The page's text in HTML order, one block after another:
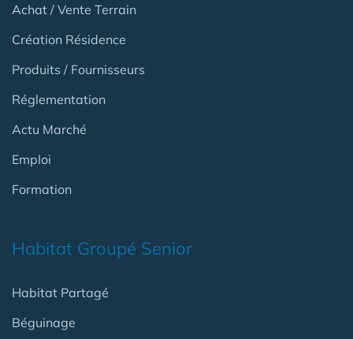
Achat / Vente Terrain
Création Résidence
Produits / Fournisseurs
Réglementation
Actu Marché
Emploi
Formation
Habitat Groupé Senior
Habitat Partagé
Béguinage